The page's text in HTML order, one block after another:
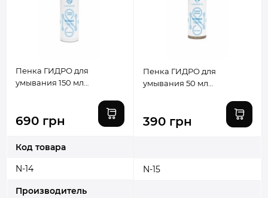
Пенка ГИДРО для
умывания 150 мл
690 грн
Код товара
N-14
Производитель
Пенка ГИДРО для
умывания 50 мл
390 грн
N-15